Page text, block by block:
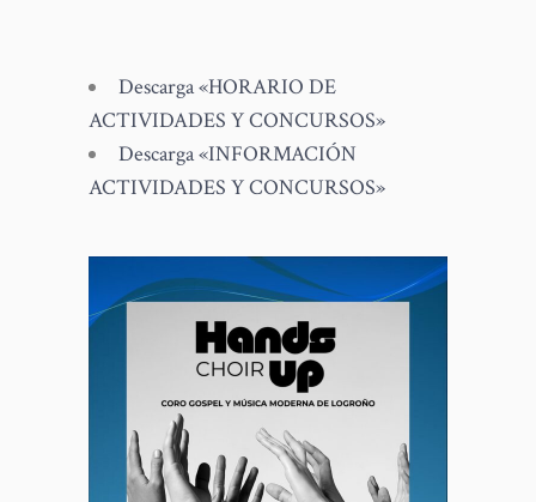
Descarga «HORARIO DE
ACTIVIDADES Y CONCURSOS»
Descarga «INFORMACIÓN
ACTIVIDADES Y CONCURSOS»